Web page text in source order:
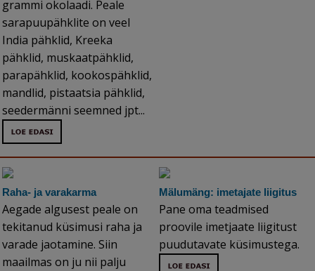
grammi okolaadi. Peale
sarapuupähklite on veel
India pähklid, Kreeka
pähklid, muskaatpähklid,
parapähklid, kookospähklid,
mandlid, pistaatsia pähklid,
seedermänni seemned jpt...
Raha- ja varakarma
Aegade algusest peale on
tekitanud küsimusi raha ja
varade jaotamine. Siin
maailmas on ju nii palju
Mälumäng: imetajate liigitus
Pane oma teadmised
proovile imetjaate liigitust
puudutavate küsimustega.